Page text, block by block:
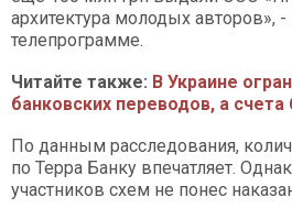
архитектура молодых авторов», -
телепрограмме.
Читайте также: В Украине
банковских переводов, а счета
По данным расследования,
по Терра Банку впечатляет.
участников схем не понес